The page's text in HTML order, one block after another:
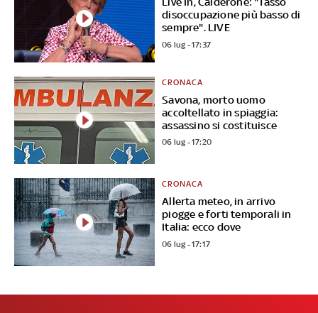
disoccupazione più basso di
sempre". LIVE
06 lug - 17:37
Savona, morto uomo
accoltellato in spiaggia:
assassino si costituisce
CRONACA
06 lug - 17:20
Allerta meteo, in arrivo
piogge e forti temporali in
Italia: ecco dove
CRONACA
06 lug - 17:17